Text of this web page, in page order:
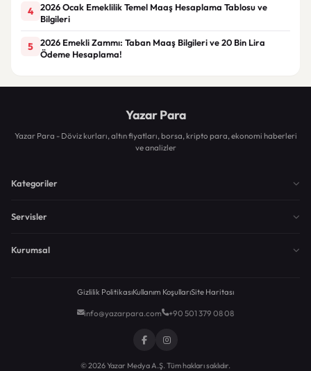
4
2026 Ocak Emeklilik Temel Maaş Hesaplama Tablosu ve
Bilgileri
5
2026 Emekli Zammı: Taban Maaş Bilgileri ve 20 Bin Lira
Ödeme Hesaplama!
Yazar Para
Yazar Para - Döviz kurları, altın fiyatları, borsa, kripto para, ekonomi haberleri
ve analizler
Kategoriler
Servisler
Kurumsal
Gizlilik PolitikasıKullanım KoşullarıSite Haritası
info@yazarpara.com +90 501 379 08 08
© 2026 Yazar Medya A.Ş. Tüm hakları saklıdır.